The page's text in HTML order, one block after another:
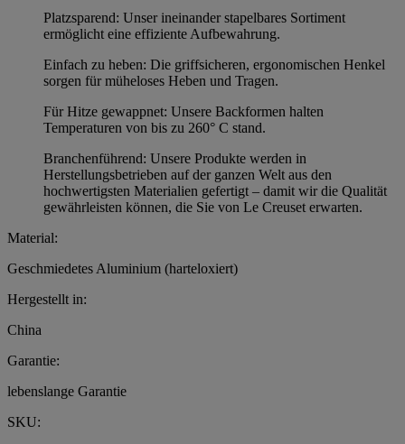
Platzsparend: Unser ineinander stapelbares Sortiment
ermöglicht eine effiziente Aufbewahrung.
Einfach zu heben: Die griffsicheren, ergonomischen Henkel
sorgen für müheloses Heben und Tragen.
Für Hitze gewappnet: Unsere Backformen halten
Temperaturen von bis zu 260° C stand.
Branchenführend: Unsere Produkte werden in
Herstellungsbetrieben auf der ganzen Welt aus den
hochwertigsten Materialien gefertigt – damit wir die Qualität
gewährleisten können, die Sie von Le Creuset erwarten.
Material:
Geschmiedetes Aluminium (harteloxiert)
Hergestellt in:
China
Garantie:
lebenslange Garantie
SKU: